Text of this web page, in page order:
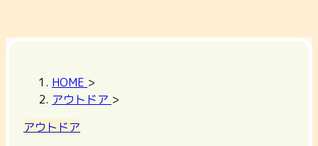
HOME >
アウトドア >
アウトドア